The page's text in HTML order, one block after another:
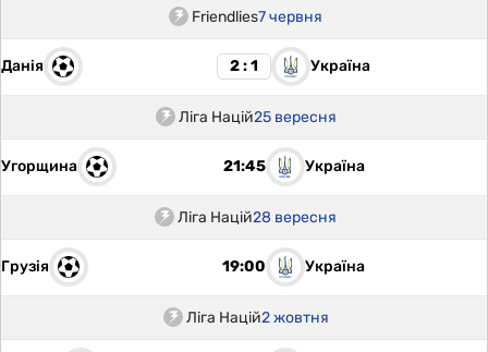
Friendlies7 червня
Данія 2 : 1 Україна
Ліга Націй25 вересня
Угорщина 21:45 Україна
Ліга Націй28 вересня
Грузія 19:00 Україна
Ліга Націй2 жовтня